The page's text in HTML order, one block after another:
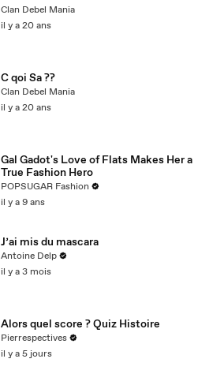
Clan Debel Mania
il y a 20 ans
C qoi Sa ??
Clan Debel Mania
il y a 20 ans
Gal Gadot's Love of Flats Makes Her a
True Fashion Hero
POPSUGAR Fashion
il y a 9 ans
J’ai mis du mascara
Antoine Delp
il y a 3 mois
Alors quel score ? Quiz Histoire
Pierrespectives
il y a 5 jours